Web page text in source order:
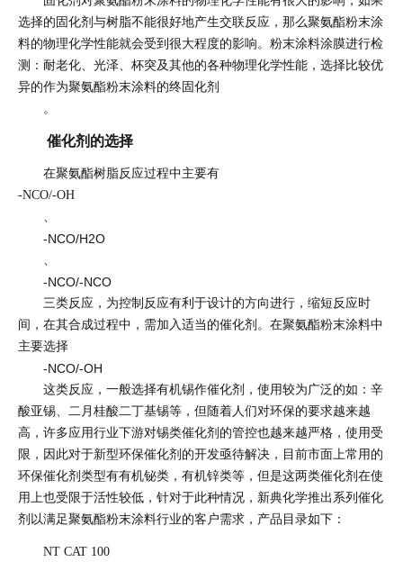
选择的固化剂与树脂不能很好地产生交联反应，那么聚氨酯粉末涂
料的物理化学性能就会受到很大程度的影响。粉末涂料涂膜进行检
测：耐老化、光泽、杯突及其他的各种物理化学性能，选择比较优
异的作为聚氨酯粉末涂料的终固化剂
。
催化剂的选择
在聚氨酯树脂反应过程中主要有
-NCO/-OH
-NCO/H2O
-NCO/-NCO
三类反应，为控制反应有利于设计的方向进行，缩短反应时
间，在其合成过程中，需加入适当的催化剂。在聚氨酯粉末涂料中
主要选择
-NCO/-OH
这类反应，一般选择有机锡作催化剂，使用较为广泛的如：辛
酸亚锡、二月桂酸二丁基锡等，但随着人们对环保的要求越来越
高，许多应用行业下游对锡类催化剂的管控也越来越严格，使用受
限，因此对于新型环保催化剂的开发亟待解决，目前市面上常用的
环保催化剂类型有有机铋类，有机锌类等，但是这两类催化剂在使
用上也受限于活性较低，针对于此种情况，新典化学推出系列催化
剂以满足聚氨酯粉末涂料行业的客户需求，产品目录如下：
NT CAT 100